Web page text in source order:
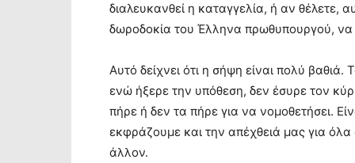
διαλευκανθεί η καταγγελία, ή αν θέλετε,
δωροδοκία του Έλληνα πρωθυπουργού, να
Αυτό δείχνει ότι η σήψη είναι πολύ
ενώ ήξερε την υπόθεση, δεν έσυρε τον
πήρε ή δεν τα πήρε για να νομοθετήσει.
εκφράζουμε και την απέχθειά μας για όλα
άλλον.